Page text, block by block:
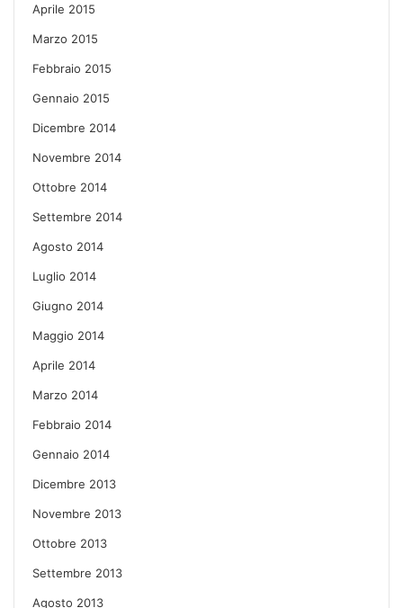
Aprile 2015
Marzo 2015
Febbraio 2015
Gennaio 2015
Dicembre 2014
Novembre 2014
Ottobre 2014
Settembre 2014
Agosto 2014
Luglio 2014
Giugno 2014
Maggio 2014
Aprile 2014
Marzo 2014
Febbraio 2014
Gennaio 2014
Dicembre 2013
Novembre 2013
Ottobre 2013
Settembre 2013
Agosto 2013